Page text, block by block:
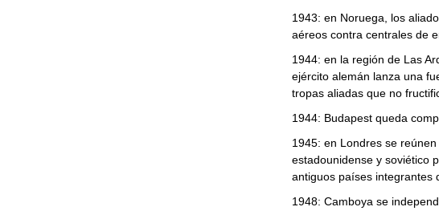
1943: en Noruega, los
aéreos contra centrales de
1944: en la región de Las
ejército alemán lanza una
tropas aliadas que no
1944: Budapest queda
1945: en Londres se
estadounidense y soviético
antiguos países integrantes
1948: Camboya se